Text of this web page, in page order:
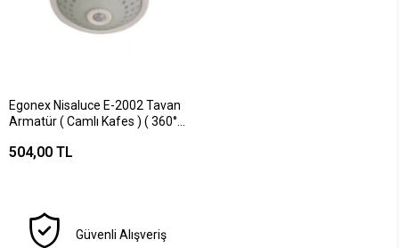
Egonex Nisaluce E-2002 Tavan
Armatür ( Camlı Kafes ) ( 360°
Girişli E27 Ampul Duylu )*12
504,00 TL
Güvenli Alışveriş